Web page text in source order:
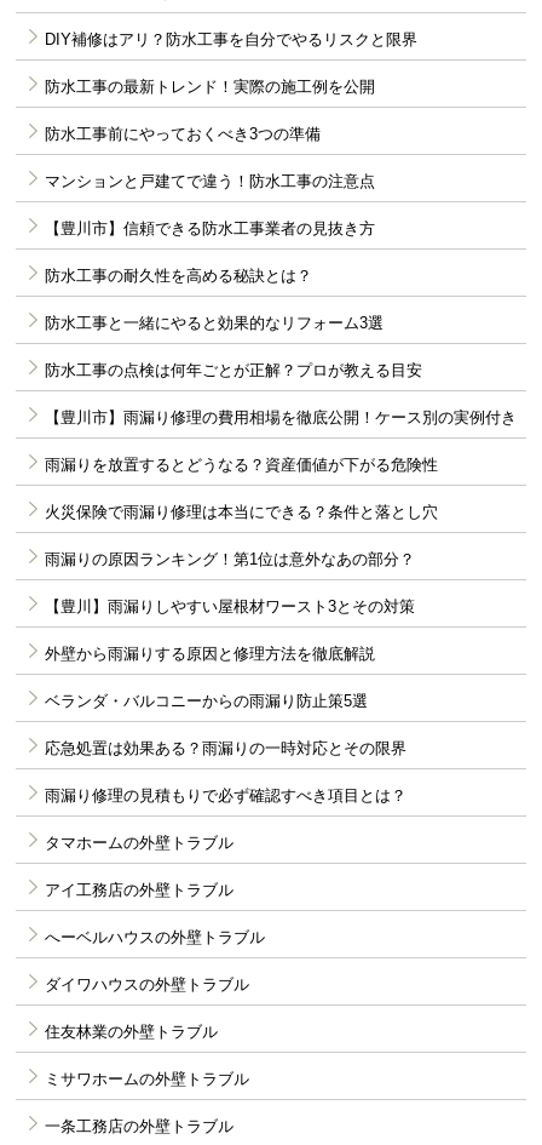
DIY補修はアリ？防水工事を自分でやるリスクと限界
防水工事の最新トレンド！実際の施工例を公開
防水工事前にやっておくべき3つの準備
マンションと戸建てで違う！防水工事の注意点
【豊川市】信頼できる防水工事業者の見抜き方
防水工事の耐久性を高める秘訣とは？
防水工事と一緒にやると効果的なリフォーム3選
防水工事の点検は何年ごとが正解？プロが教える目安
【豊川市】雨漏り修理の費用相場を徹底公開！ケース別の実例付き
雨漏りを放置するとどうなる？資産価値が下がる危険性
火災保険で雨漏り修理は本当にできる？条件と落とし穴
雨漏りの原因ランキング！第1位は意外なあの部分？
【豊川】雨漏りしやすい屋根材ワースト3とその対策
外壁から雨漏りする原因と修理方法を徹底解説
ベランダ・バルコニーからの雨漏り防止策5選
応急処置は効果ある？雨漏りの一時対応とその限界
雨漏り修理の見積もりで必ず確認すべき項目とは？
タマホームの外壁トラブル
アイ工務店の外壁トラブル
へーベルハウスの外壁トラブル
ダイワハウスの外壁トラブル
住友林業の外壁トラブル
ミサワホームの外壁トラブル
一条工務店の外壁トラブル